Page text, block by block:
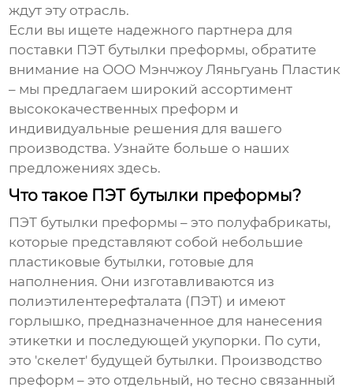
ждут эту отрасль.
Если вы ищете надежного партнера для
поставки ПЭТ бутылки преформы, обратите
внимание на ООО Мэнчжоу Ляньгуань Пластик
– мы предлагаем широкий ассортимент
высококачественных преформ и
индивидуальные решения для вашего
производства.Узнайте больше о наших
предложениях здесь.
Что такое ПЭТ бутылки преформы?
ПЭТ бутылки преформы – это полуфабрикаты,
которые представляют собой небольшие
пластиковые бутылки, готовые для
наполнения. Они изготавливаются из
полиэтилентерефталата (ПЭТ) и имеют
горлышко, предназначенное для нанесения
этикетки и последующей укупорки. По сути,
это 'скелет' будущей бутылки. Производство
преформ – это отдельный, но тесно связанный